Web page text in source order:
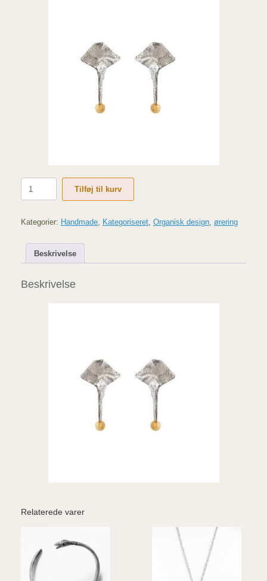
antal
Tilføj til kurv
Kategorier: Handmade, Kategoriseret, Organisk design, ørering
Beskrivelse
Beskrivelse
Relaterede varer